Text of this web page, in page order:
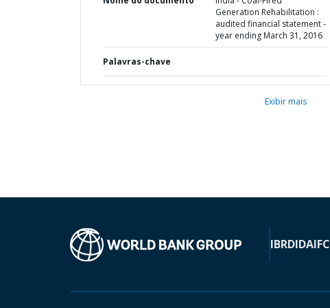
Generation Rehabilitation :
audited financial statement -
year ending March 31, 2016
Palavras-chave
Exibir mais
IBRDIDAIFC